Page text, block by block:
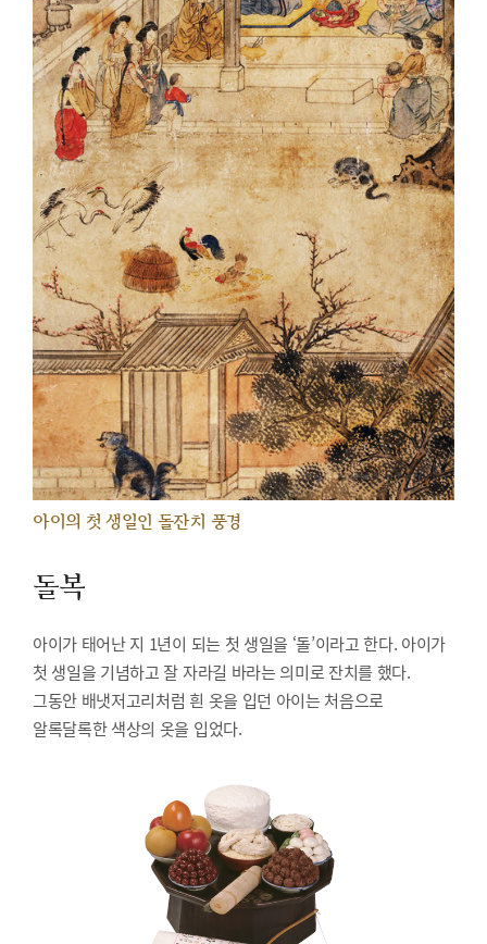
아이의 첫 생일인 돌잔치 풍경
돌복
아이가 태어난 지 1년이 되는 첫 생일을 ‘돌’이라고 한다. 아이가
첫 생일을 기념하고 잘 자라길 바라는 의미로 잔치를 했다.
그동안 배냇저고리처럼 흰 옷을 입던 아이는 처음으로
알록달록한 색상의 옷을 입었다.